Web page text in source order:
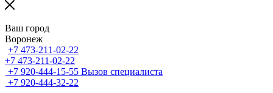
Ваш город
Воронеж
+7 473-211-02-22
+7 473-211-02-22
+7 920-444-15-55 Вызов специалиста
+7 920-444-32-22